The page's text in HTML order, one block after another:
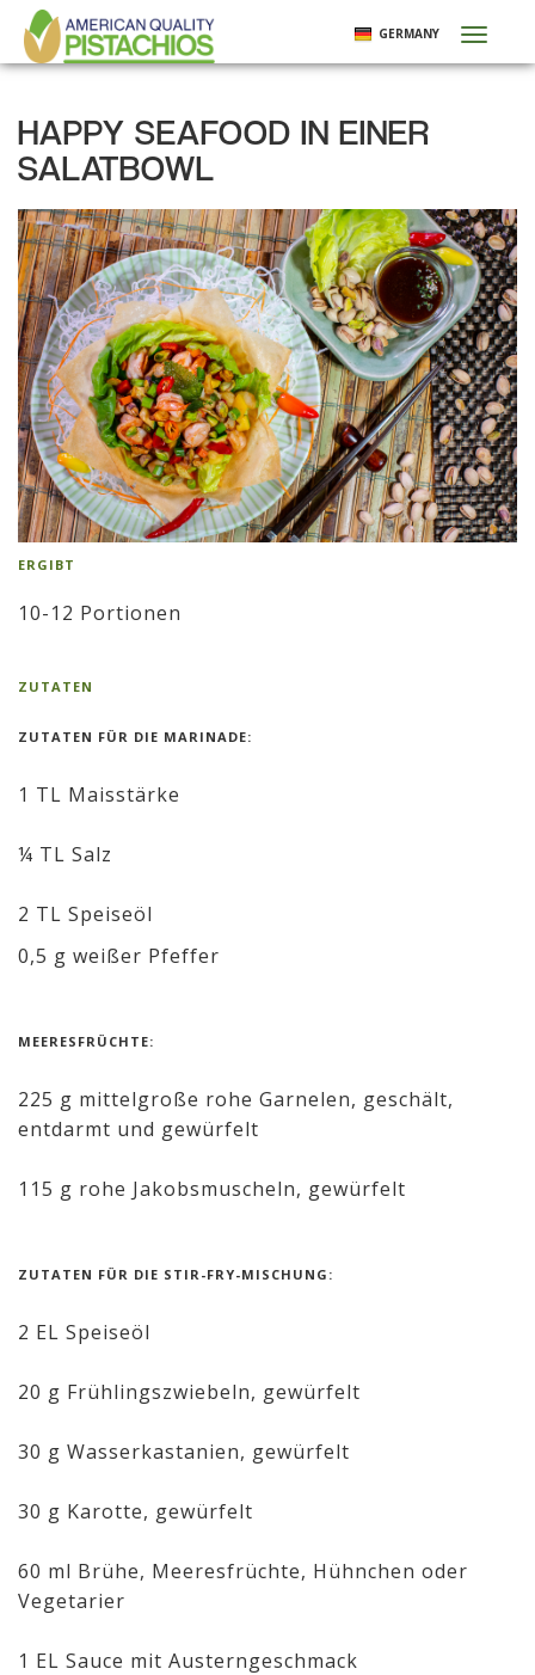
Direkt
zum
Inhalt
GERMANY
HAPPY SEAFOOD IN EINER
SALATBOWL
ERGIBT
10-12 Portionen
ZUTATEN
ZUTATEN FÜR DIE MARINADE:
1 TL Maisstärke
¼ TL Salz
2 TL Speiseöl
0,5 g weißer Pfeffer
MEERESFRÜCHTE:
225 g mittelgroße rohe Garnelen, geschält,
entdarmt und gewürfelt
115 g rohe Jakobsmuscheln, gewürfelt
ZUTATEN FÜR DIE STIR-FRY-MISCHUNG:
2 EL Speiseöl
20 g Frühlingszwiebeln, gewürfelt
30 g Wasserkastanien, gewürfelt
30 g Karotte, gewürfelt
60 ml Brühe, Meeresfrüchte, Hühnchen oder
Vegetarier
1 EL Sauce mit Austerngeschmack